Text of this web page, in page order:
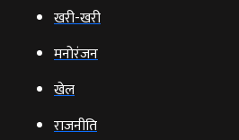
खरी-खरी
मनोरंजन
खेल
राजनीति